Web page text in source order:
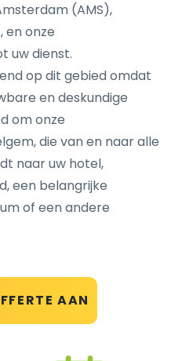
AAN
(AMS),
en onze
uw dienst.
op dit gebied omdat
en deskundige
om onze
die van en naar alle
naar uw hotel,
een belangrijke
of een andere